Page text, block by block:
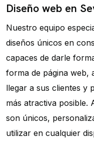
Diseño web en
Nuestro equipo
diseños únicos en
capaces de darle
forma de página web,
llegar a sus clientes y
más atractiva posible.
son únicos,
utilizar en cualquier